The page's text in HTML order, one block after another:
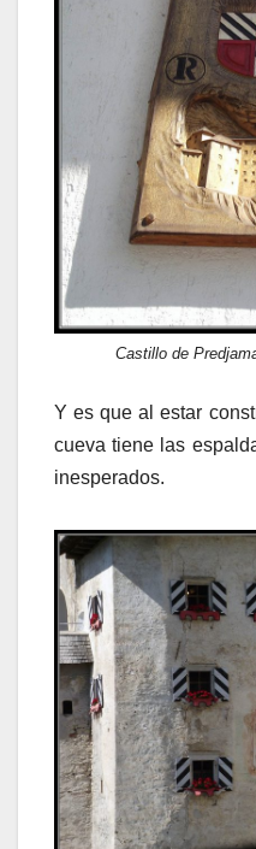
Castillo de
Y es que al estar
cueva tiene las
inesperados.